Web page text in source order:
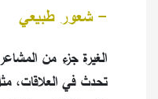
- شعور طبيعي
الغيرة جزء من
تحدث في العلاقات،